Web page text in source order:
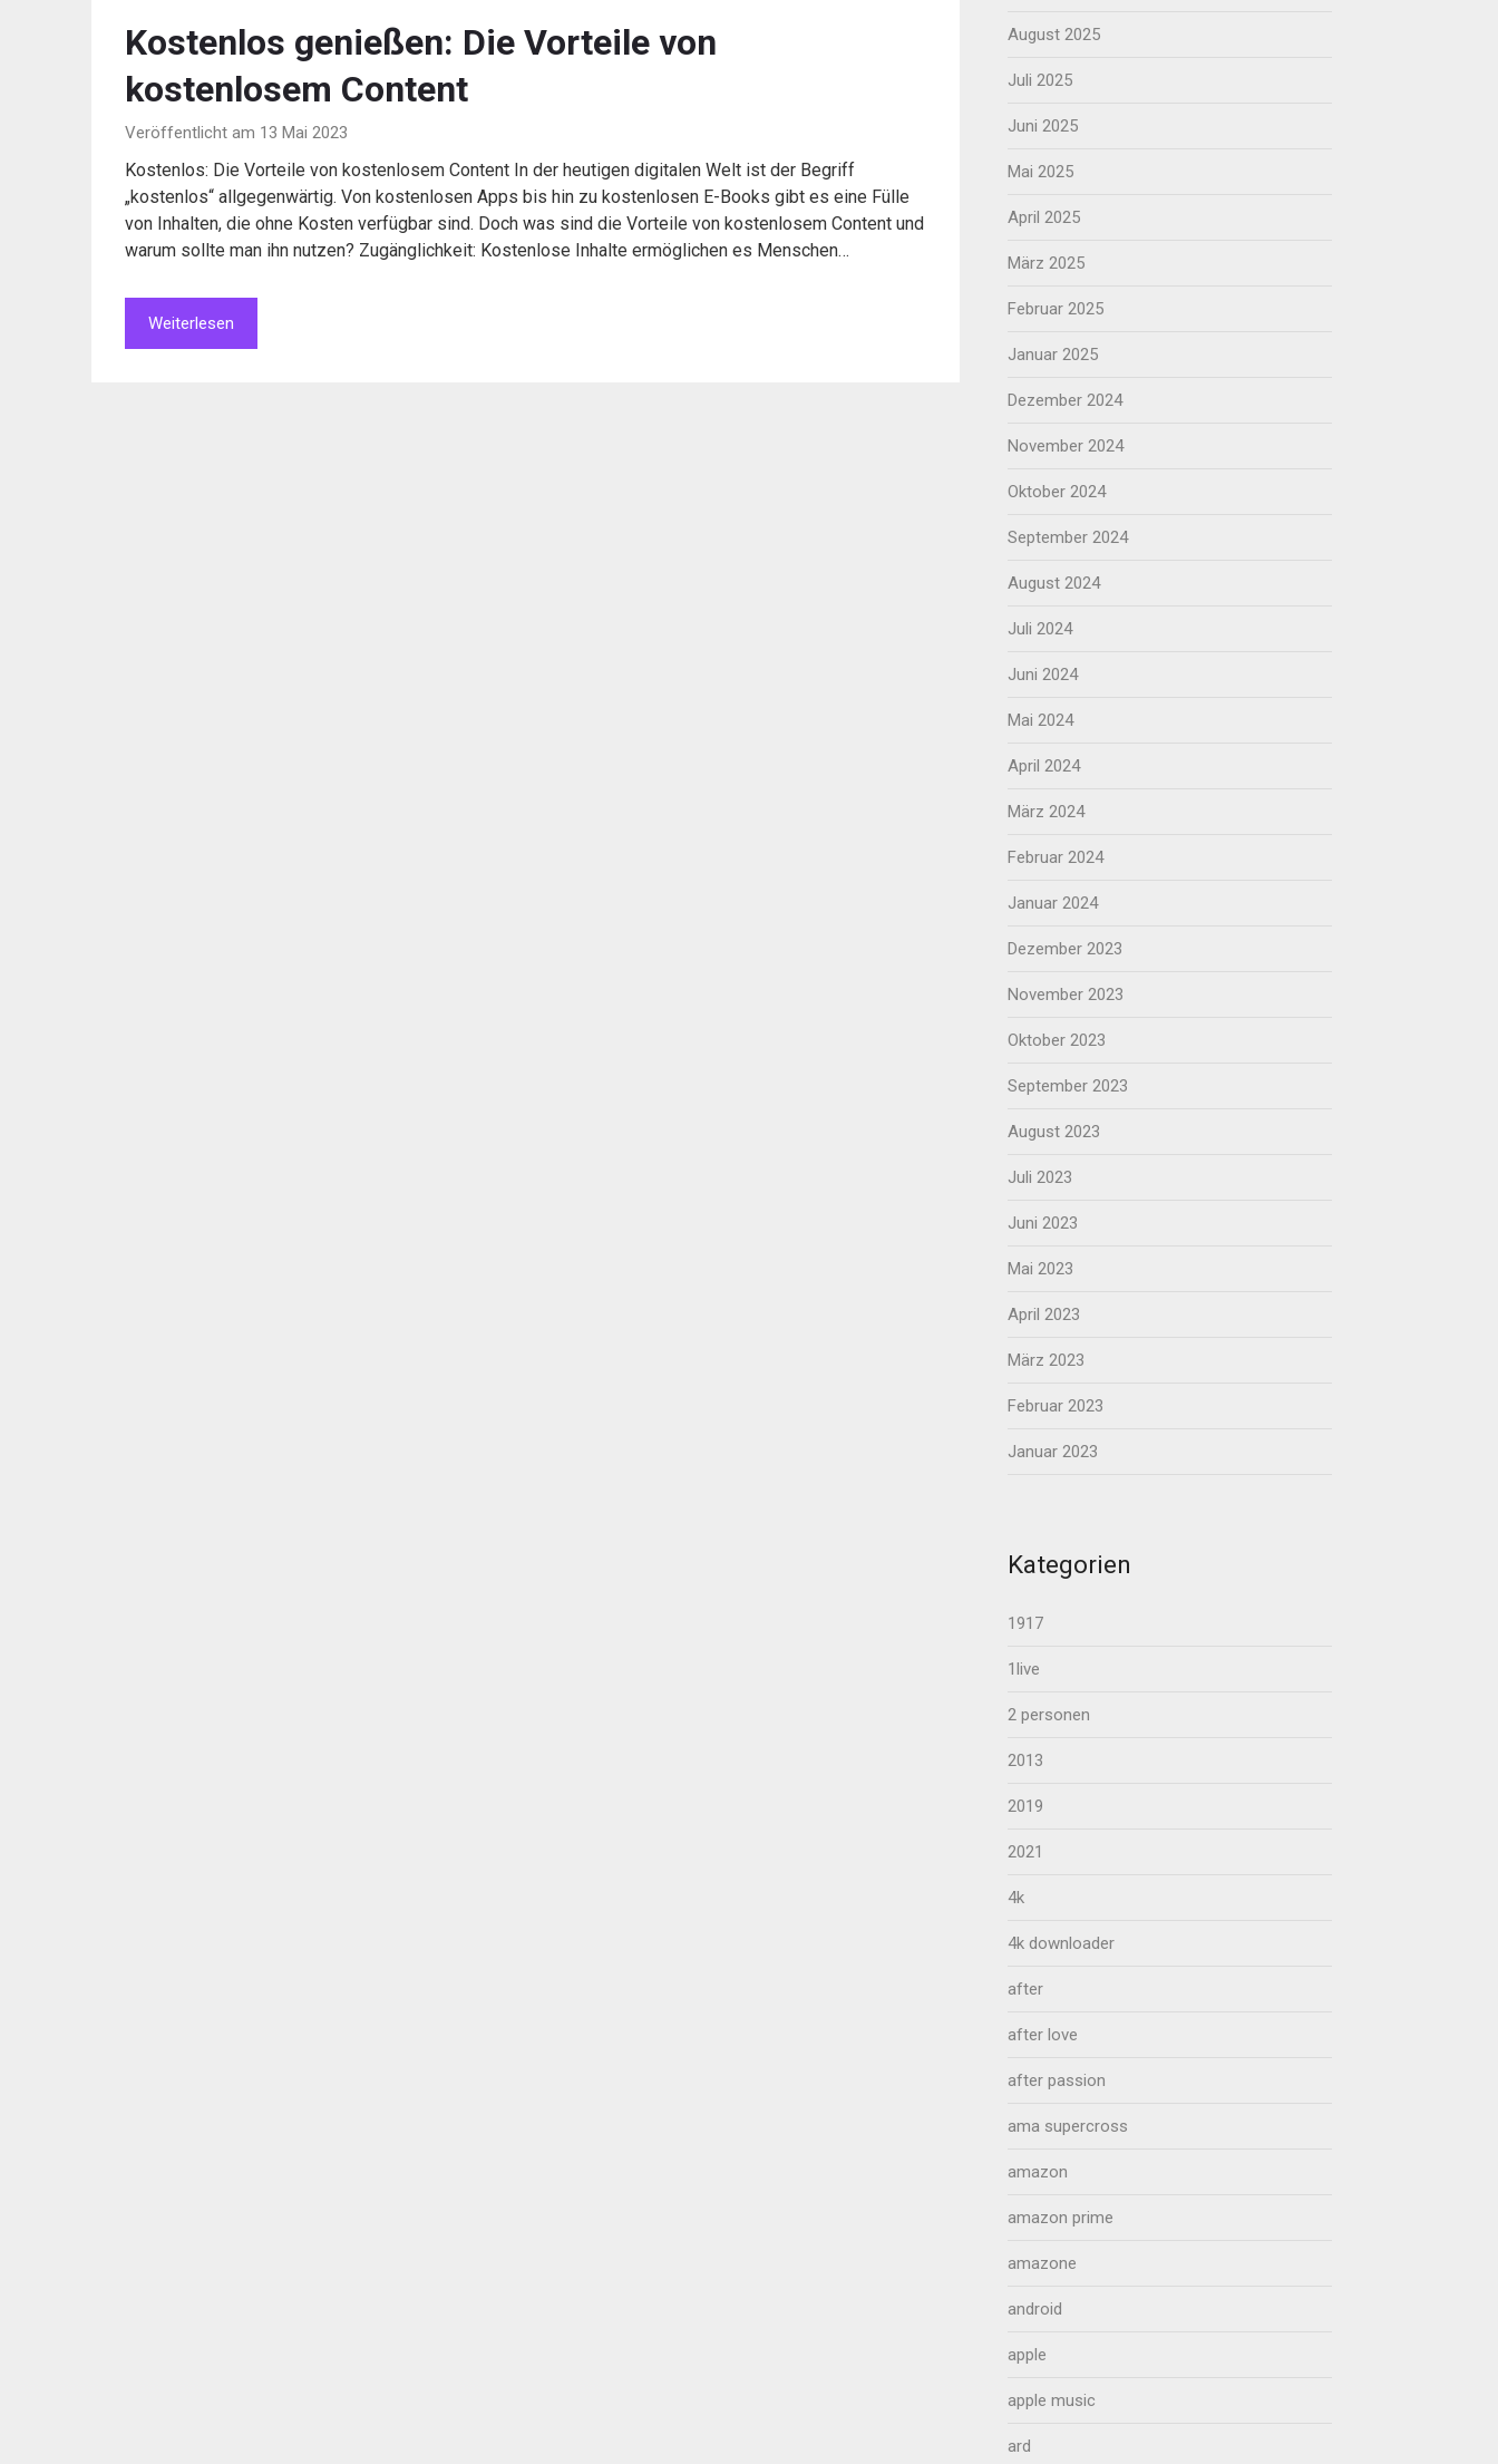
Kostenlos genießen: Die Vorteile von
kostenlosem Content
Veröffentlicht am 13 Mai 2023
Kostenlos: Die Vorteile von kostenlosem Content In der heutigen digitalen Welt ist der Begriff
„kostenlos“ allgegenwärtig. Von kostenlosen Apps bis hin zu kostenlosen E-Books gibt es eine Fülle
von Inhalten, die ohne Kosten verfügbar sind. Doch was sind die Vorteile von kostenlosem Content und
warum sollte man ihn nutzen? Zugänglichkeit: Kostenlose Inhalte ermöglichen es Menschen…
Weiterlesen
August 2025
Juli 2025
Juni 2025
Mai 2025
April 2025
März 2025
Februar 2025
Januar 2025
Dezember 2024
November 2024
Oktober 2024
September 2024
August 2024
Juli 2024
Juni 2024
Mai 2024
April 2024
März 2024
Februar 2024
Januar 2024
Dezember 2023
November 2023
Oktober 2023
September 2023
August 2023
Juli 2023
Juni 2023
Mai 2023
April 2023
März 2023
Februar 2023
Januar 2023
Kategorien
1917
1live
2 personen
2013
2019
2021
4k
4k downloader
after
after love
after passion
ama supercross
amazon
amazon prime
amazone
android
apple
apple music
ard